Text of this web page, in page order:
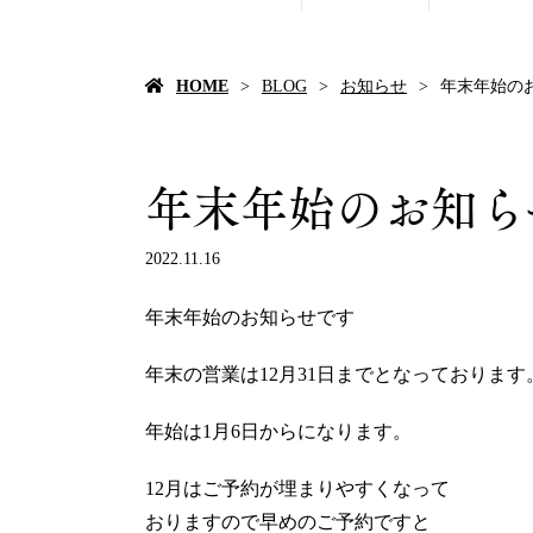
HOME BLOG お知らせ 年末年始の
年末年始のお知
2022.11.16
年末年始のお知らせです
年末の営業は12月31日までとなっております
年始は1月6日からになります。
12月はご予約が埋まりやすくなって
おりますので早めのご予約ですと